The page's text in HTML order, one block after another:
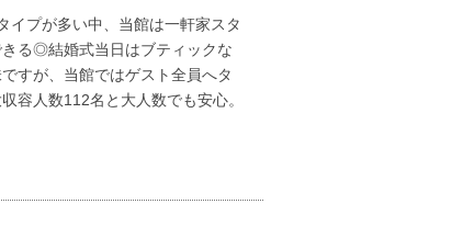
イプが多い中、当館は一軒家スタ
る◎結婚式当日はブティックな
すが、当館ではゲスト全員へタ
容人数112名と大人数でも安心。